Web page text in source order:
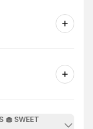
🧁 SWEET